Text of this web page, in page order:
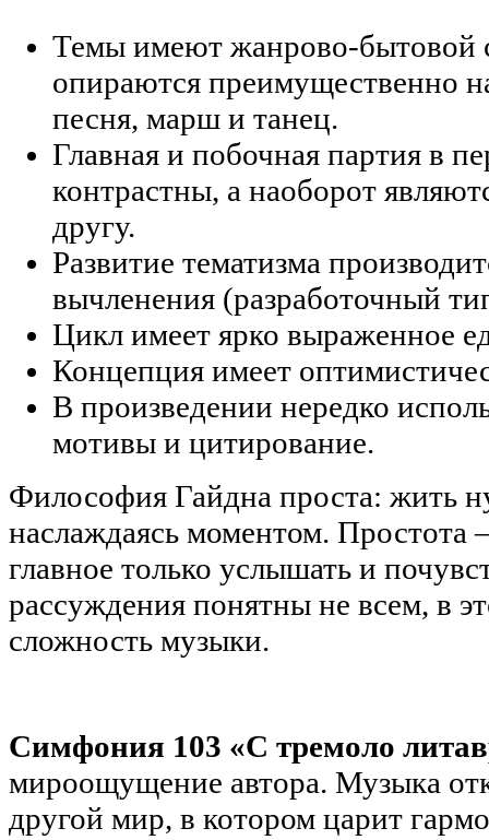
Темы имеют жанрово-бытовой
опираются преимущественно
песня, марш и танец.
Главная и побочная партия в
контрастны, а наоборот
другу.
Развитие тематизма
вычленения (разработочный
Цикл имеет ярко выраженное
Концепция имеет
В произведении нередко
мотивы и цитирование.
Философия Гайдна проста: жить
наслаждаясь моментом. Простота –
главное только услышать и
рассуждения понятны не всем, в
сложность музыки.
Симфония 103 «С тремоло
мироощущение автора. Музыка
другой мир, в котором царит